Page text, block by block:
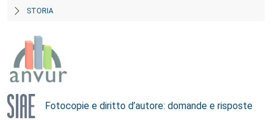
STORIA
Fotocopie e diritto d’autore: domande e risposte